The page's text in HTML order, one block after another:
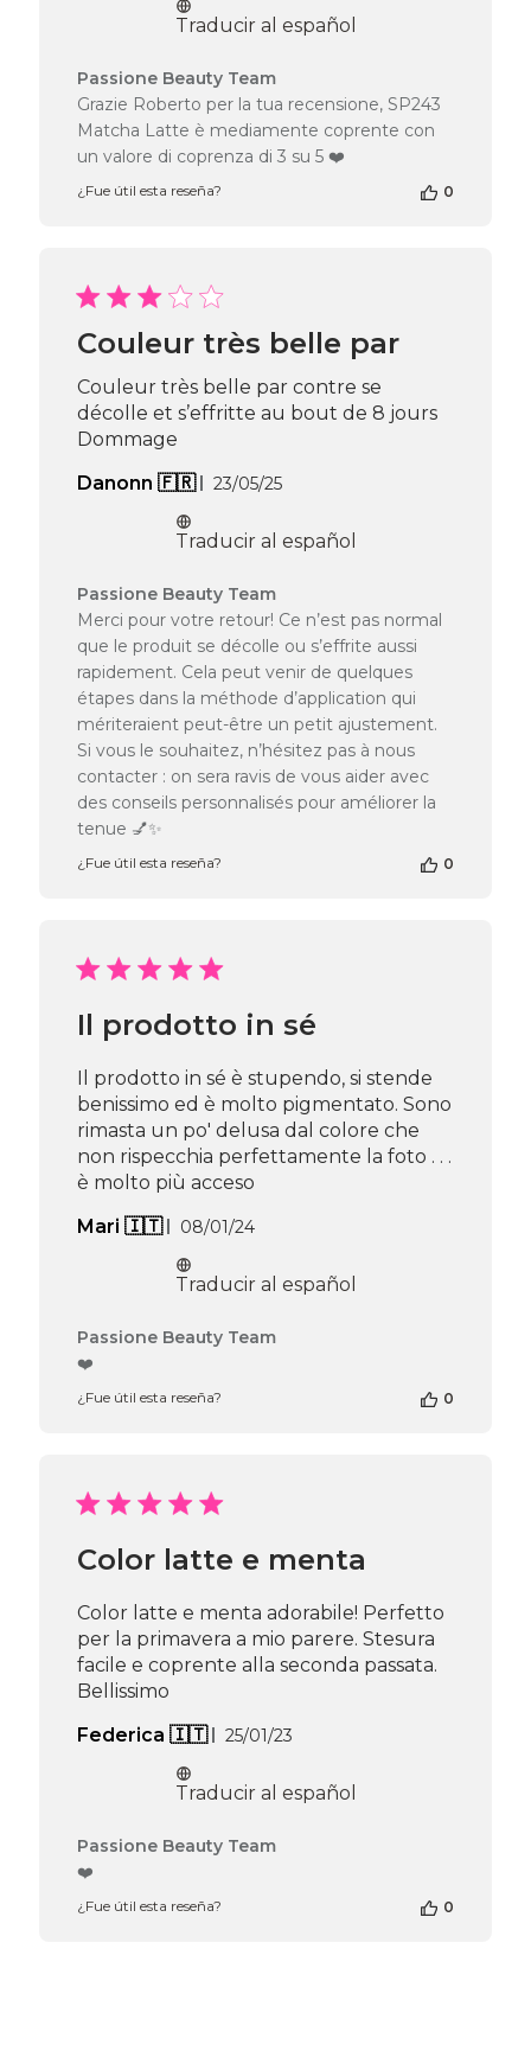
publicación
Traducir al español
Comentarios
del
propietario
de
la
Team
Wed
Jun
Passione Beauty Team
Grazie Roberto per la tua recensione, SP243
Matcha Latte è mediamente coprente con
un valore di coprenza di 3 su 5 ❤️
¿Fue útil esta reseña? 0
Couleur très belle par
Couleur très belle par contre se
décolle et s’effritte au bout de 8 jours
Dommage
Danonn 🇫🇷
Fecha
publicación
23/05/25
Traducir al español
Comentarios
del
propietario
de
la
tienda
en
la
reseña
de
Passione
Passione Beauty Team
Merci pour votre retour! Ce n’est pas normal
que le produit se décolle ou s’effrite aussi
rapidement. Cela peut venir de quelques
étapes dans la méthode d’application qui
mériteraient peut-être un petit ajustement.
Si vous le souhaitez, n’hésitez pas à nous
contacter : on sera ravis de vous aider avec
des conseils personnalisés pour améliorer la
tenue 💅✨
¿Fue útil esta reseña? 0
Il prodotto in sé
Il prodotto in sé è stupendo, si stende
benissimo ed è molto pigmentato. Sono
rimasta un po' delusa dal colore che
non rispecchia perfettamente la foto . . .
è molto più acceso
Mari 🇮🇹
Fecha
publicación
08/01/24
Traducir al español
Comentarios
Passione
Team
el
Thu
Apr
Passione Beauty Team
❤️
¿Fue útil esta reseña? 0
Color latte e menta
Color latte e menta adorabile! Perfetto
per la primavera a mio parere. Stesura
facile e coprente alla seconda passata.
Bellissimo
Federica 🇮🇹
Fecha
publicación
25/01/23
Traducir al español
Comentarios
Passione Beauty Team
❤️
¿Fue útil esta reseña? 0